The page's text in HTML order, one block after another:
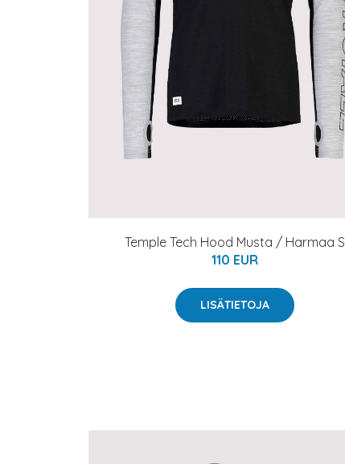
Temple Tech Hood Musta / Harmaa S
110 EUR
LISÄTIETOJA